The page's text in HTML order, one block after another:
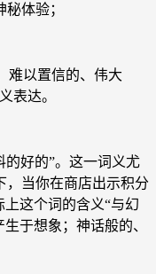
体验；
难以置信的、伟大
表达。
的好的”。这一词义尤
，当你在商店出示积分
上这个词的含义“与幻
于想象；神话般的、